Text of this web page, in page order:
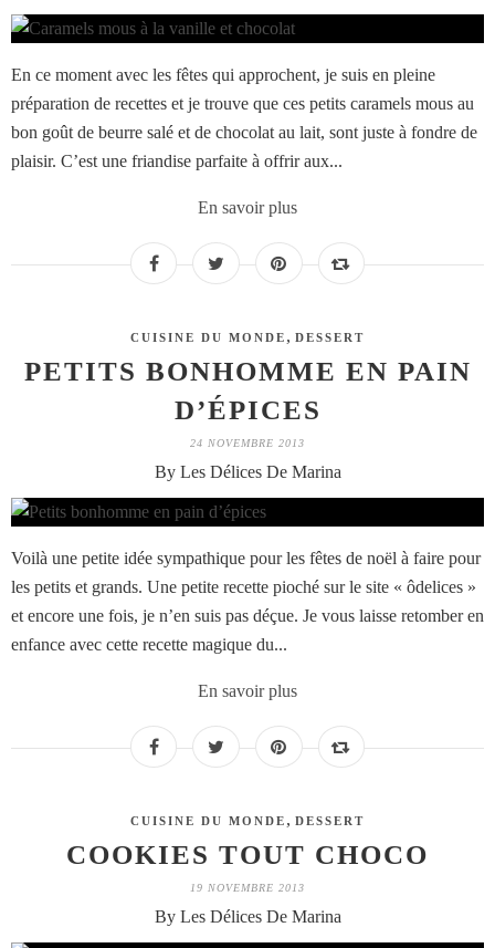
En ce moment avec les fêtes qui approchent, je suis en pleine
préparation de recettes et je trouve que ces petits caramels mous au
bon goût de beurre salé et de chocolat au lait, sont juste à fondre de
plaisir. C’est une friandise parfaite à offrir aux...
En savoir plus
CUISINE DU MONDE , DESSERT
PETITS BONHOMME EN PAIN
D’ÉPICES
24 NOVEMBRE 2013
By Les Délices De Marina
Voilà une petite idée sympathique pour les fêtes de noël à faire pour
les petits et grands. Une petite recette pioché sur le site « ôdelices »
et encore une fois, je n’en suis pas déçue. Je vous laisse retomber en
enfance avec cette recette magique du...
En savoir plus
CUISINE DU MONDE , DESSERT
COOKIES TOUT CHOCO
19 NOVEMBRE 2013
By Les Délices De Marina